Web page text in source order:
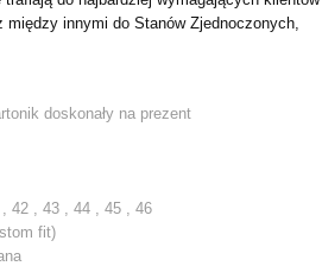
innymi do Stanów Zjednoczonych,
doskonały na prezent
42 , 43 , 44 , 45 , 46
fit)